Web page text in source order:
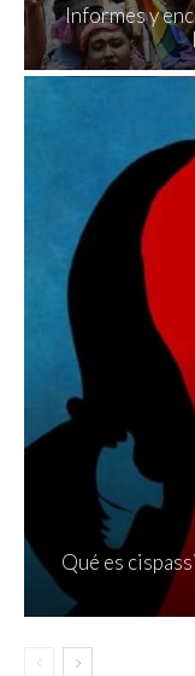
Informes y
Qué es